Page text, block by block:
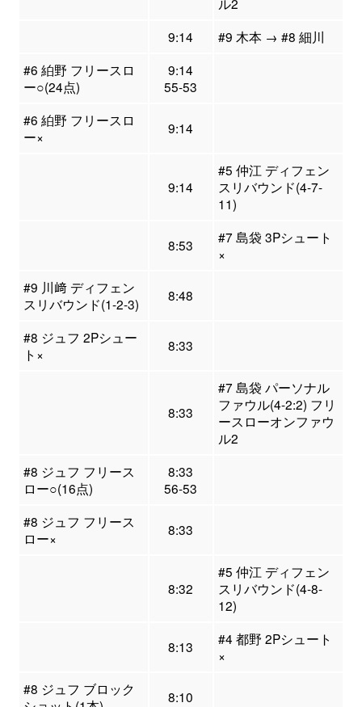
9:14
#9 木本 → #8 細川
#6 絈野 フリースロ
ー○(24点)
9:14
55-53
#6 絈野 フリースロ
ー×
9:14
9:14
#5 仲江 ディフェン
スリバウンド(4-7-
11)
8:53
#7 島袋 3Pシュート
×
#9 川﨑 ディフェン
スリバウンド(1-2-3)
8:48
#8 ジュフ 2Pシュー
ト×
8:33
8:33
#7 島袋 パーソナル
ファウル(4-2:2) フリ
ースローオンファウ
ル2
#8 ジュフ フリース
ロー○(16点)
8:33
56-53
#8 ジュフ フリース
ロー×
8:33
8:32
#5 仲江 ディフェン
スリバウンド(4-8-
12)
8:13
#4 都野 2Pシュート
×
#8 ジュフ ブロック
8:10